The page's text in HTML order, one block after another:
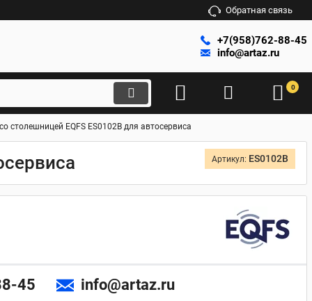
Обратная связь
+7(958)762-88-45
info@artaz.ru
0
столешницей EQFS ES0102B для автосервиса
Артикул: ES0102B
45 info@artaz.ru